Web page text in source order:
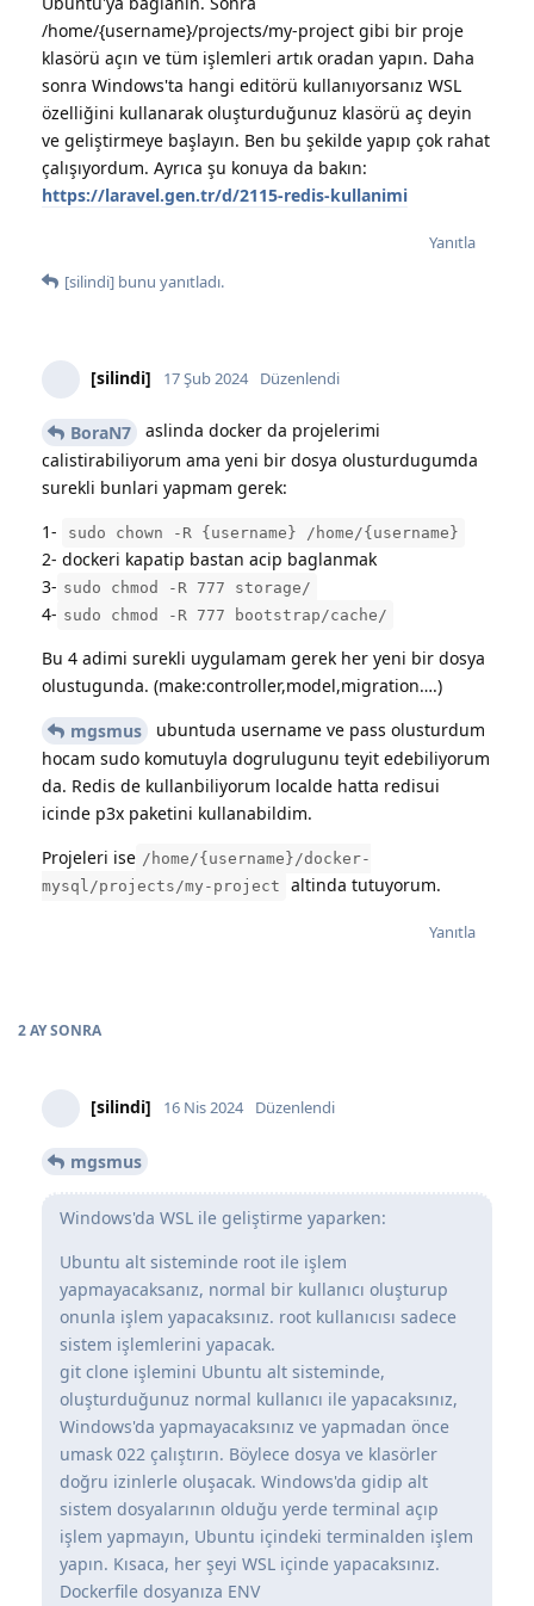
/home/{username}/projects/my-project gibi bir proje
klasörü açın ve tüm işlemleri artık oradan yapın. Daha
sonra Windows'ta hangi editörü kullanıyorsanız WSL
özelliğini kullanarak oluşturduğunuz klasörü aç deyin
ve geliştirmeye başlayın. Ben bu şekilde yapıp çok rahat
çalışıyordum. Ayrıca şu konuya da bakın:
https://laravel.gen.tr/d/2115-redis-kullanimi
Yanıtla
[silindi] bunu yanıtladı.
[silindi] 17 Şub 2024 Düzenlendi
BoraN7
aslinda docker da projelerimi
calistirabiliyorum ama yeni bir dosya olusturdugumda
surekli bunlari yapmam gerek:
1-
sudo chown -R {username} /home/{username}
2- dockeri kapatip bastan acip baglanmak
3- sudo chmod -R 777 storage/
4- sudo chmod -R 777 bootstrap/cache/
Bu 4 adimi surekli uygulamam gerek her yeni bir dosya
olustugunda. (make:controller,model,migration….)
mgsmus
ubuntuda username ve pass olusturdum
hocam sudo komutuyla dogrulugunu teyit edebiliyorum
da. Redis de kullanbiliyorum localde hatta redisui
icinde p3x paketini kullanabildim.
Projeleri ise /home/{username}/docker-
mysql/projects/my-project
altinda tutuyorum.
Yanıtla
2 AYSONRA
[silindi] 16 Nis 2024 Düzenlendi
mgsmus
Windows'da WSL ile geliştirme yaparken:
Ubuntu alt sisteminde root ile işlem
yapmayacaksanız, normal bir kullanıcı oluşturup
onunla işlem yapacaksınız. root kullanıcısı sadece
sistem işlemlerini yapacak.
git clone işlemini Ubuntu alt sisteminde,
oluşturduğunuz normal kullanıcı ile yapacaksınız,
Windows'da yapmayacaksınız ve yapmadan önce
umask 022 çalıştırın. Böylece dosya ve klasörler
doğru izinlerle oluşacak. Windows'da gidip alt
sistem dosyalarının olduğu yerde terminal açıp
işlem yapmayın, Ubuntu içindeki terminalden işlem
yapın. Kısaca, her şeyi WSL içinde yapacaksınız.
Dockerfile dosyanıza ENV